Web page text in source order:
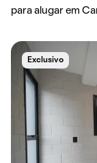
para alugar em
Exclusivo